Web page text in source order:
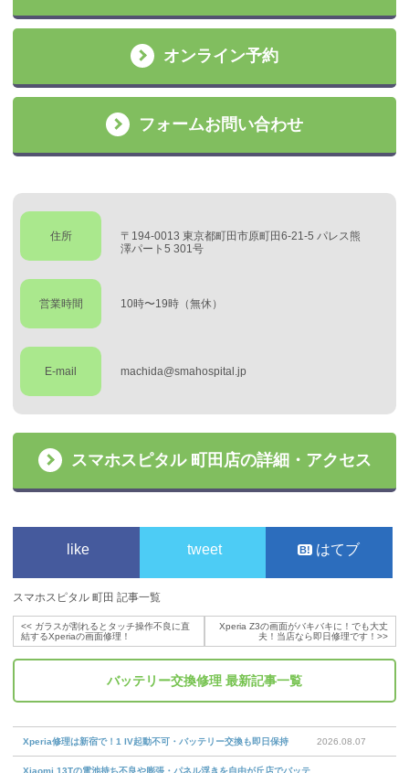
オンライン予約
フォームお問い合わせ
住所
〒194-0013 東京都町田市原町田6-21-5 パレス熊
澤パート5 301号
営業時間 10時〜19時（無休）
E-mail machida@smahospital.jp
スマホスピタル 町田店の詳細・アクセス
like tweet はてブ
スマホスピタル 町田 記事一覧
<< ガラスが割れるとタッチ操作不良に直
結するXperiaの画面修理！
Xperia Z3の画面がバキバキに！でも大丈
夫！当店なら即日修理です！ >>
バッテリー交換修理 最新記事一覧
Xperia修理は新宿で！1 IV起動不可・バッテリー交換も即日保持 2026.08.07
Xiaomi 13Tの電池持ち不良や膨張・パネル浮きを自由が丘店でバッテ